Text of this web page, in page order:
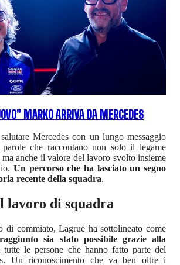
MARKO ARRIVA DA MERCEDES
Mercedes con un lungo messaggio
che raccontano non solo il legame
anche il valore del lavoro svolto insieme
Un percorso che ha lasciato un segno
recente della squadra.
lavoro di squadra
di commiato, Lagrue ha sottolineato come
sia stato possibile grazie alla
tutte le persone che hanno fatto parte del
Un riconoscimento che va ben oltre i